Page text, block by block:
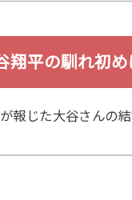
翔平の馴れ初
報じた大谷さんの